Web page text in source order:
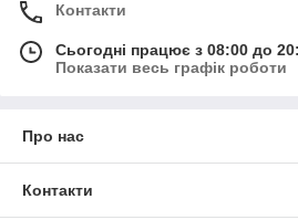
Контакти
Сьогодні працює з 08:00 до
Показати весь графік роботи
Про нас
Контакти